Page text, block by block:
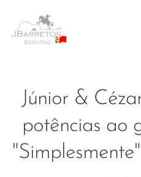
Júnior &
potências ao